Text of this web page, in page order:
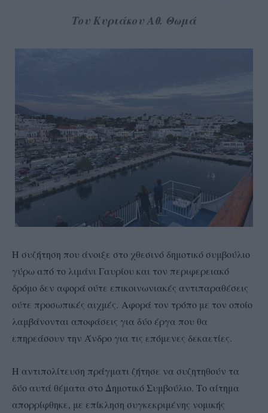
Του Κυριάκου Αθ. Θωμά
Η συζήτηση που άνοιξε στο χθεσινό δημοτικό συμβούλιο
γύρω από το λιμάνι Γαυρίου και τον περιφερειακό
δρόμο δεν αφορά ούτε επικοινωνιακές αντιπαραθέσεις
ούτε προσωπικές αιχμές. Αφορά τον τρόπο με τον οποίο
λαμβάνονται αποφάσεις για δύο έργα που θα
επηρεάσουν την Άνδρο για τις επόμενες δεκαετίες.
Η αντιπολίτευση πράγματι ζήτησε να συζητηθούν τα
δύο αυτά θέματα στο Δημοτικό Συμβούλιο. Το αίτημα
απορρίφθηκε, με επίκληση συγκεκριμένης νομικής